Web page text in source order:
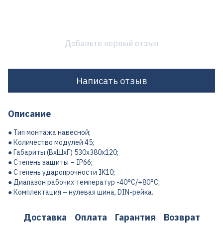
Добавьте первый отзыв
Написать отзыв
Описание
● Тип монтажа навесной;
● Количество модулей 45;
● Габариты (ВхШхГ) 530х380х120;
● Степень защиты – IP66;
● Степень ударопрочности IK10;
● Диапазон рабочих температур -40°С/+80°С;
● Комплектация – нулевая шина, DIN-рейка.
Доставка Оплата Гарантия Возврат